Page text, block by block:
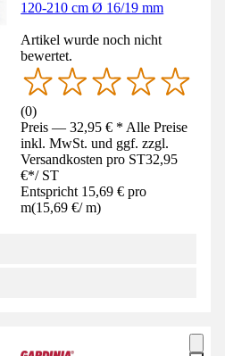
120-210 cm Ø 16/19 mm
Artikel wurde noch nicht
bewertet.
(0)
Preis — 32,95 € * Alle Preise
inkl. MwSt. und ggf. zzgl.
Versandkosten pro ST32,95
€*/ ST
Entspricht 15,69 € pro
m(15,69 €/ m)